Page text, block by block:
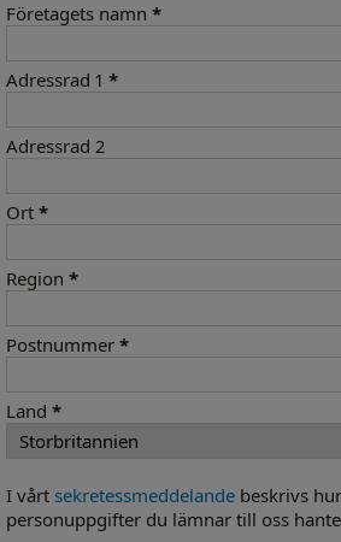
Företagets namn *
Adressrad 1 *
Adressrad 2
Ort *
Region *
Postnummer *
Land *
I vårt sekretessmeddelande beskrivs
personuppgifter du lämnar till oss